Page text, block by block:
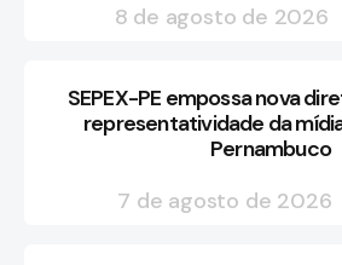
8 de agosto de 2026
SEPEX-PE empossa nova
representatividade da
Pernambuco
7 de agosto de 2026